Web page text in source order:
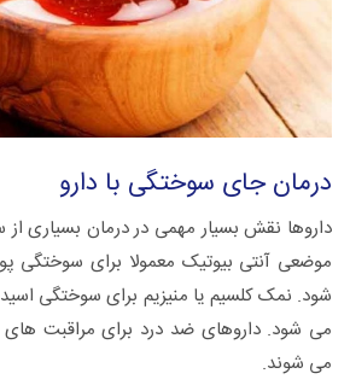
درمان جای سوختگی با دارو
داروها نقش بسیار مهمی در درمان بسیاری
موضعی آنتی بیوتیک معمولا برای
شود. نمک کلسیم یا منیزیم برای سوختگی اسید
می شود. داروهای ضد درد برای مراقبت
می شوند.